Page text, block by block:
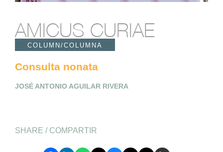
AMICUS CURIAE
COLUMN/COLUMNA
Consulta nonata
JOSÉ ANTONIO AGUILAR RIVERA
SHARE / COMPARTIR